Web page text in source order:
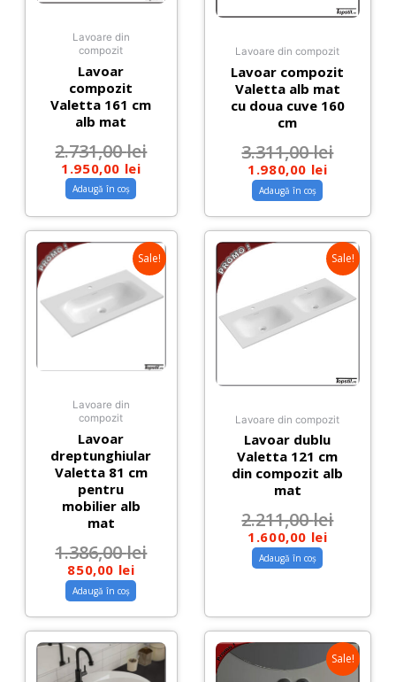
Lavoare din
compozit
Lavoar
compozit
Valetta 161 cm
alb mat
2.731,00lei
1.950,00 lei
Adaugă în coș
Lavoare din compozit
Lavoar compozit
Valetta alb mat
cu doua cuve 160
cm
3.311,00lei
1.980,00 lei
Adaugă în coș
Sale!
Lavoare din
compozit
Lavoar
dreptunghiular
Valetta 81 cm
pentru
mobilier alb
mat
1.386,00lei
850,00 lei
Adaugă în coș
Sale!
Lavoare din compozit
Lavoar dublu
Valetta 121 cm
din compozit alb
mat
2.211,00lei
1.600,00 lei
Adaugă în coș
Sale!